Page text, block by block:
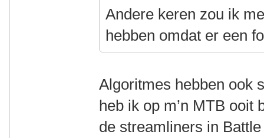
Andere keren zou ik
hebben omdat er een
Algoritmes hebben ook
heb ik op m’n MTB ooit
de streamliners in